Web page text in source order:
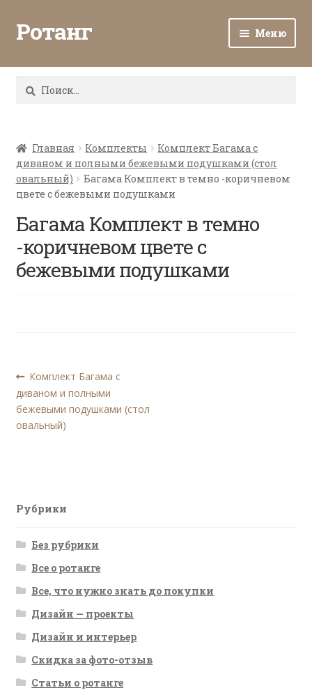
Ротанг Меню
Каталог
Все о ротанге
Контакты
Найти:
Главная Комплекты
Комплект Багама с
диваном и полными бежевыми подушками (стол
овальный)
Багама Комплект в темно -коричневом
цвете с бежевыми подушками
Багама Комплект в темно
-коричневом цвете с
бежевыми подушками
Навигация
по
записям
Предыдущая
запись:
Комплект Багама с
диваном и полными
бежевыми подушками (стол
овальный)
Рубрики
Без рубрики
Все о ротанге
Все, что нужно знать до покупки
Дизайн — проекты
Дизайн и интерьер
Скидка за фото-отзыв
Статьи о ротанге